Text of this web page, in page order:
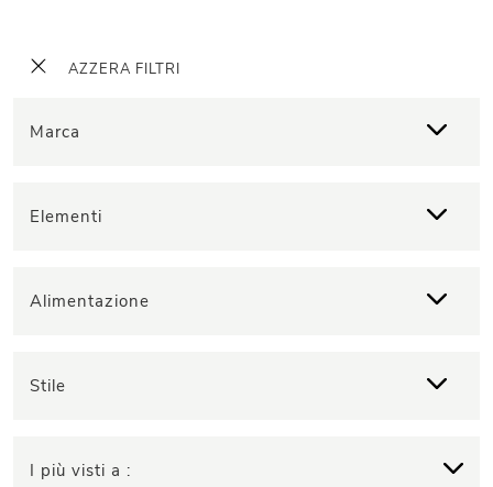
AZZERA FILTRI
Marca
Elementi
Alimentazione
Stile
I più visti a :